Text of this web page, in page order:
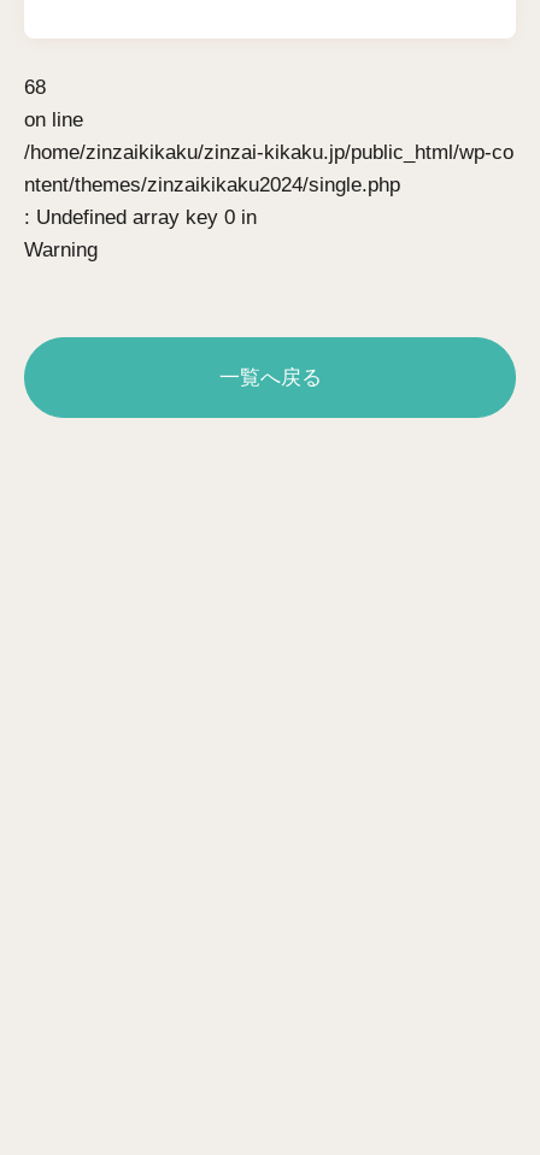
Warning
: Undefined array key 0 in
/home/zinzaikikaku/zinzai-kikaku.jp/public_html/wp-co
ntent/themes/zinzaikikaku2024/single.php
on line
68
一覧へ戻る